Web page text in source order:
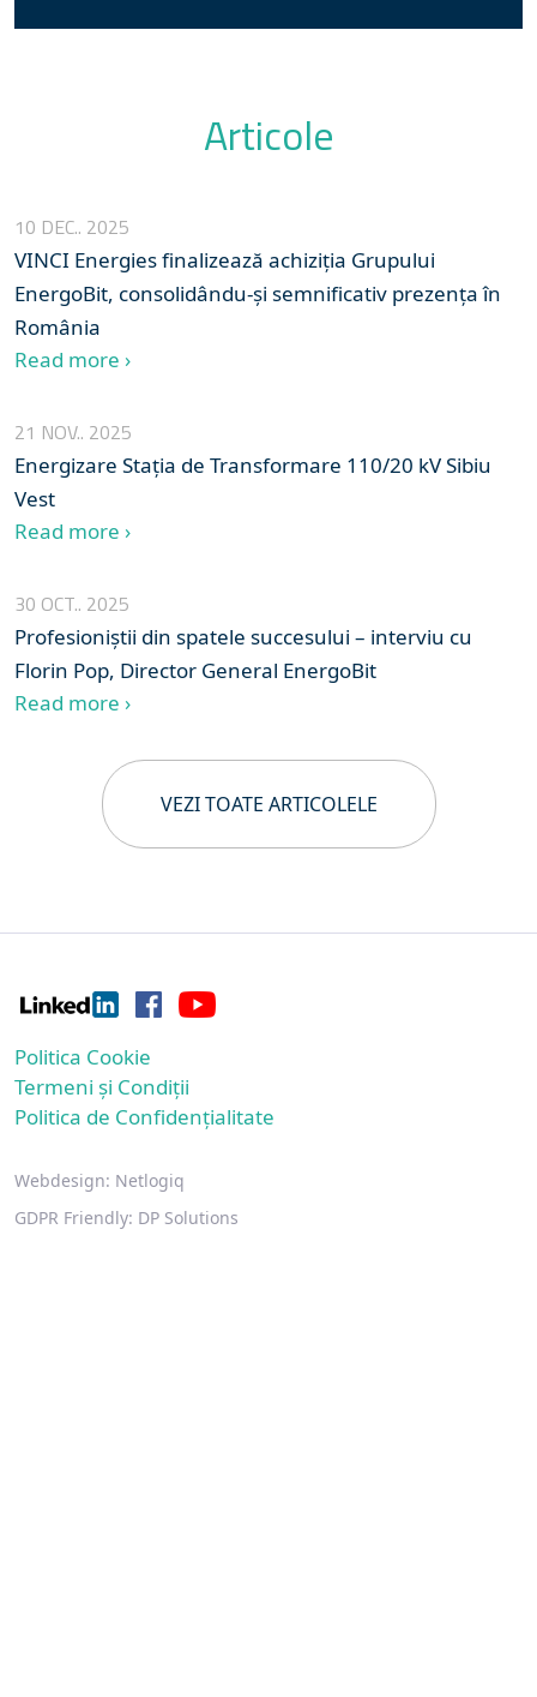
Articole
10 DEC.. 2025
VINCI Energies finalizează achiziția Grupului
EnergoBit, consolidându-și semnificativ prezența în
România
Read more ›
21 NOV.. 2025
Energizare Stația de Transformare 110/20 kV Sibiu
Vest
Read more ›
30 OCT.. 2025
Profesioniștii din spatele succesului – interviu cu
Florin Pop, Director General EnergoBit
Read more ›
VEZI TOATE ARTICOLELE
Politica Cookie
Termeni și Condiții
Politica de Confidențialitate
Webdesign: Netlogiq
GDPR Friendly: DP Solutions